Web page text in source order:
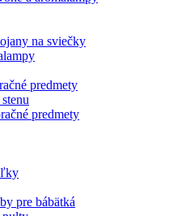
na sviečky
predmety
predmety
pre bábätká